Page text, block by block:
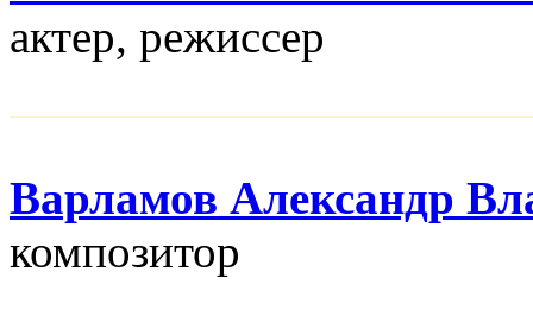
актер, режисcер
Варламов Александр
композитор